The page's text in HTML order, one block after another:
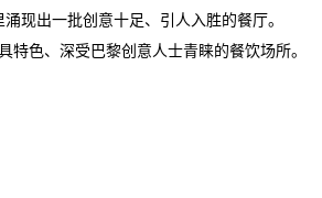
现出一批创意十足、引人入胜的餐厅。
特色、深受巴黎创意人士青睐的餐饮场所。